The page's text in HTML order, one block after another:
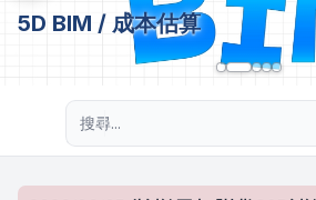
5D BIM / 成本估算